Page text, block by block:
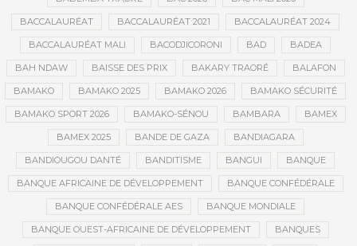
BACCALAURÉAT BACCALAURÉAT 2021 BACCALAURÉAT 2024
BACCALAURÉAT MALI BACODJICORONI BAD BADEA
BAH NDAW BAISSE DES PRIX BAKARY TRAORÉ BALAFON
BAMAKO BAMAKO 2025 BAMAKO 2026 BAMAKO SÉCURITÉ
BAMAKO SPORT 2026 BAMAKO-SÉNOU BAMBARA BAMEX
BAMEX 2025 BANDE DE GAZA BANDIAGARA
BANDIOUGOU DANTÉ BANDITISME BANGUI BANQUE
BANQUE AFRICAINE DE DÉVELOPPEMENT BANQUE CONFÉDÉRALE
BANQUE CONFÉDÉRALE AES BANQUE MONDIALE
BANQUE OUEST-AFRICAINE DE DÉVELOPPEMENT BANQUES